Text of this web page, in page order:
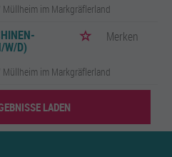
Müllheim im Markgräflerland
W/D)
Merken
Müllheim im Markgräflerland
LADEN